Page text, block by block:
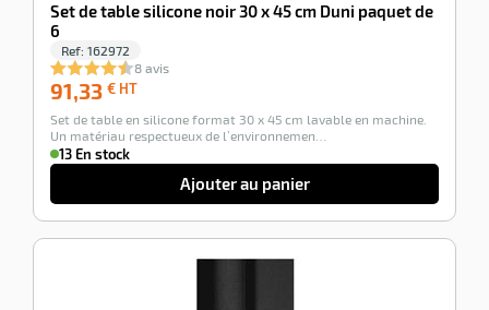
Set de table silicone noir 30 x 45 cm Duni paquet de
6
Ref: 162972
8 avis
91,33 € HT
HT
Set de table en silicone format 30 x 45 cm lavable en machine.
Un matériau respectueux de l’environnemen…
13 En stock
Ajouter au panier